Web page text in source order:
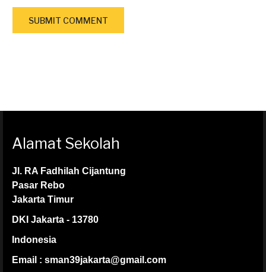
Alamat Sekolah
Jl. RA Fadhilah Cijantung
Pasar Rebo
Jakarta Timur
DKI Jakarta - 13780
Indonesia
Email : sman39jakarta@gmail.com